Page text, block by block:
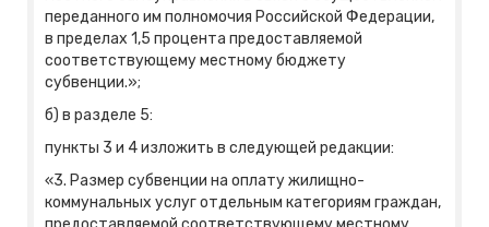
переданного им полномочия Российской Федерации,
в пределах 1,5 процента предоставляемой
соответствующему местному бюджету
субвенции.»;
б) в разделе 5:
пункты 3 и 4 изложить в следующей редакции:
«3. Размер субвенции на оплату жилищно-
коммунальных услуг отдельным категориям граждан,